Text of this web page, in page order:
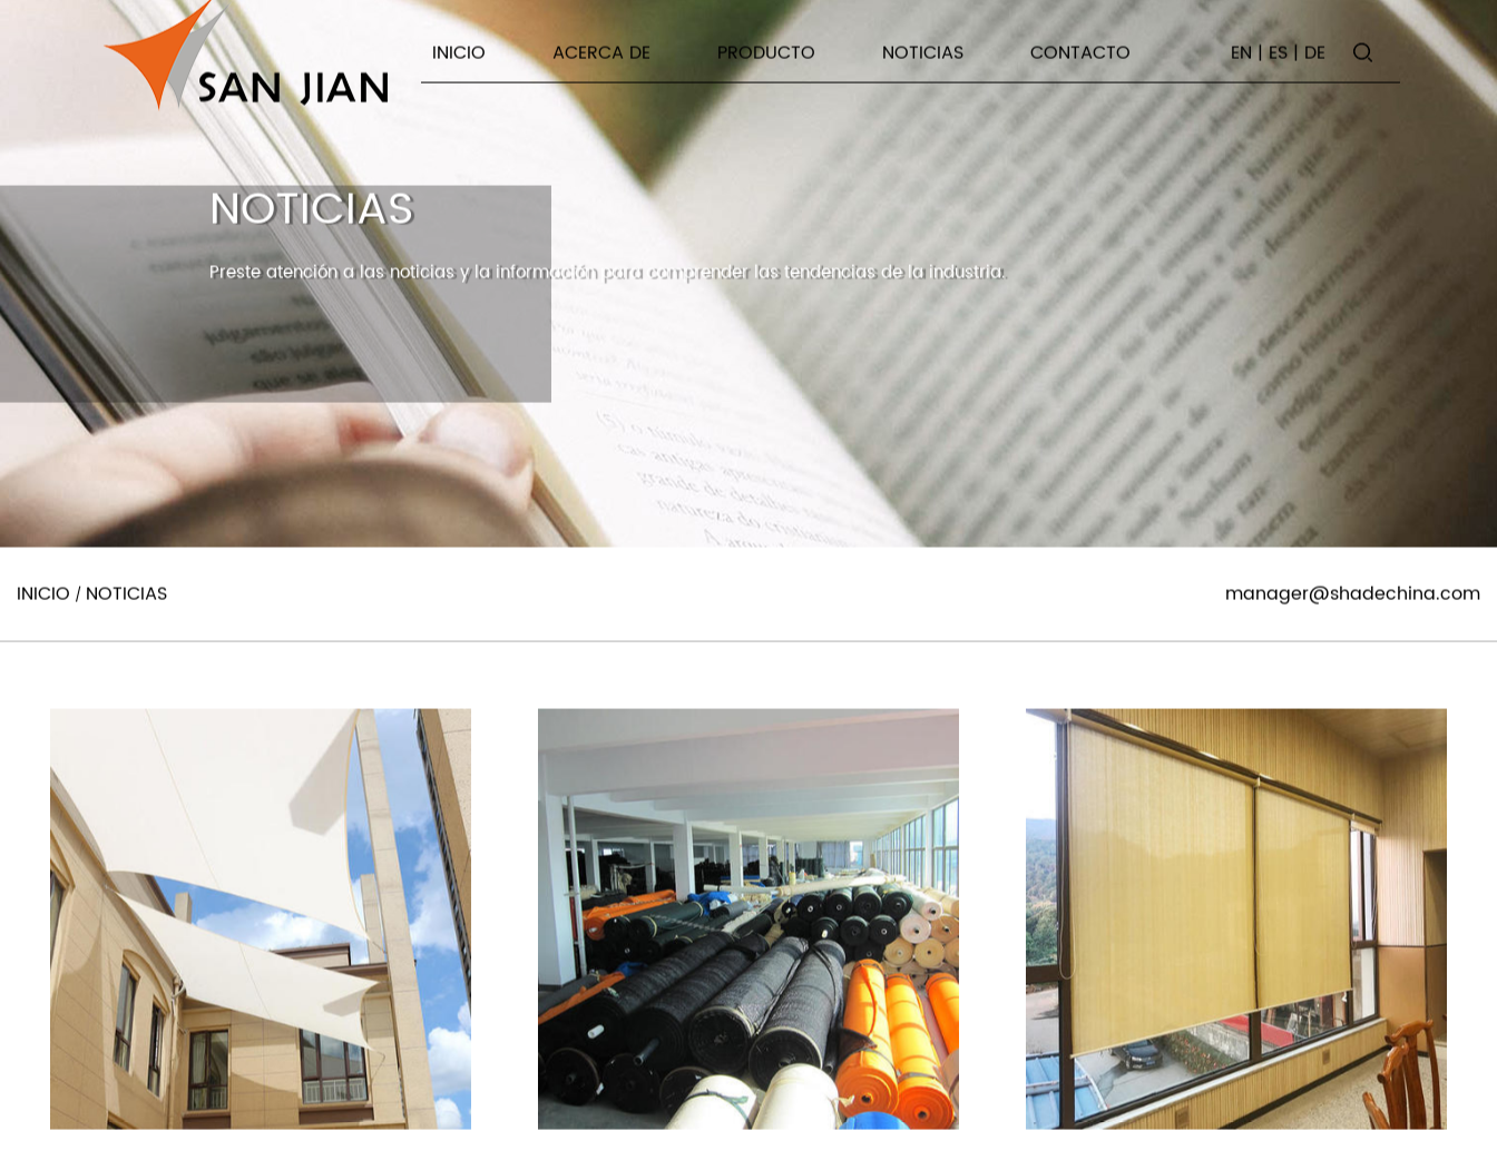
INICIO ACERCA DE PRODUCTO NOTICIAS CONTACTO EN|ES| DE
NOTICIAS
Preste atención a las noticias y la información para comprender las tendencias de la industria.
INICIO / NOTICIAS manager@shadechina.com